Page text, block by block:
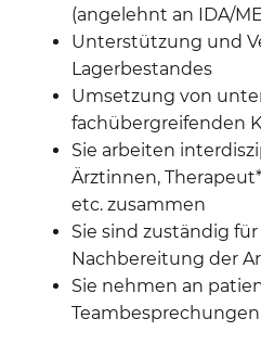
(angelehnt an IDA/
Unterstützung und
Lagerbestandes
Umsetzung von
fachübergreifenden
Sie arbeiten
Ärztinnen,
etc. zusammen
Sie sind zuständig
Nachbereitung der
Sie nehmen an
Teambesprechungen